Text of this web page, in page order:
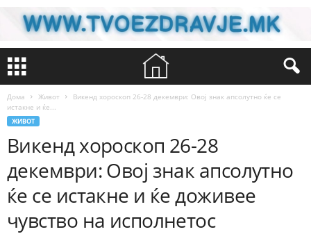
Дома Живот
Викенд хороскоп 26-28 декември: Овој знак апсолутно ќе се
истакне и ќе...
ЖИВОТ
Викенд хороскоп 26-28
декември: Овој знак апсолутно
ќе се истакне и ќе доживее
чувство на исполнетос